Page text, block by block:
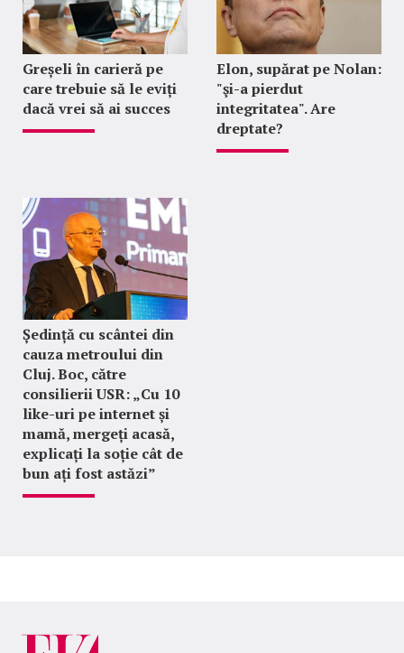
Greșeli în carieră pe
care trebuie să le eviți
dacă vrei să ai succes
Elon, supărat pe Nolan:
"şi-a pierdut
integritatea". Are
dreptate?
Ședință cu scântei din
cauza metroului din
Cluj. Boc, către
consilierii USR: „Cu 10
like-uri pe internet și
mamă, mergeți acasă,
explicați la soție cât de
bun ați fost astăzi”